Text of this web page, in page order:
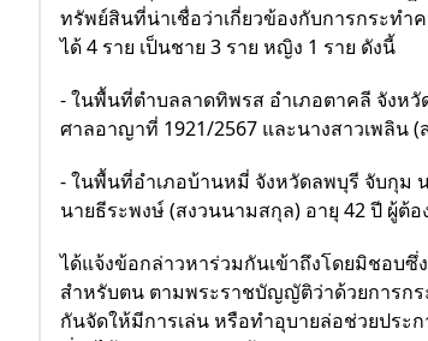
ทรัพย์สินที่น่าเชื่อว่าเกี่ยวข้องกับการกระทำ
ได้ 4 ราย เป็นชาย 3 ราย หญิง 1 ราย ดังนี้
- ในพื้นที่ตำบลลาดทิพรส อำเภอตาคลี จังห
ศาลอาญาที่ 1921/2567 และนางสาวเพลิน
- ในพื้นที่อำเภอบ้านหมี่ จังหวัดลพบุรี จับกุม
นายธีระพงษ์ (สงวนนามสกุล) อายุ 42 ปี ผู้ต้
ได้แจ้งข้อกล่าวหาร่วมกันเข้าถึงโดยมิชอบ
สำหรับตน ตามพระราชบัญญัติว่าด้วยการกร
กันจัดให้มีการเล่น หรือทำอุบายล่อช่วยประ